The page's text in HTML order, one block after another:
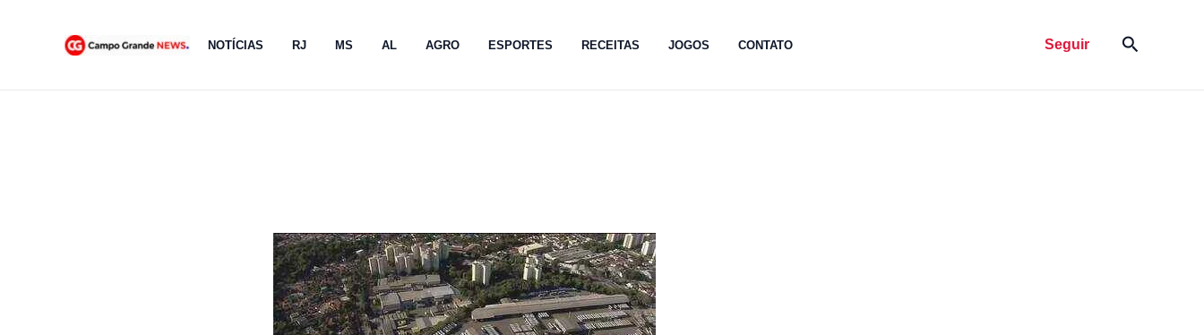
NOTÍCIAS RJ MS AL AGRO ESPORTES RECEITAS JOGOS CONTATO Seguir Pesquisar